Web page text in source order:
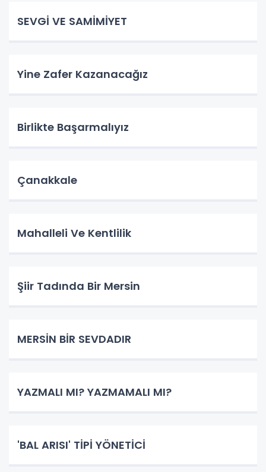
SEVGİ VE SAMİMİYET
Yine Zafer Kazanacağız
Birlikte Başarmalıyız
Çanakkale
Mahalleli Ve Kentlilik
Şiir Tadında Bir Mersin
MERSİN BİR SEVDADIR
YAZMALI MI? YAZMAMALI MI?
'BAL ARISI' TİPİ YÖNETİCİ